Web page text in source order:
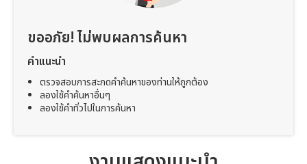
ขออภัย! ไม่พบผลการค้นหา
คำแนะนำ
ตรวจสอบการสะกดคำค้นหาของท่านให้ถูกต้อง
ลองใช้คำค้นหาอื่นๆ
ลองใช้คำทั่วไปในการค้นหา